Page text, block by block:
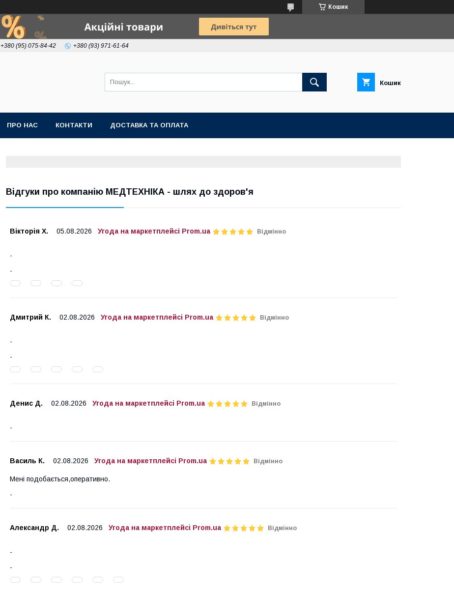
Кошик
+380 (95) 075-84-42 +380 (93) 971-61-64
Кошик
ПРО НАС КОНТАКТИ ДОСТАВКА ТА ОПЛАТА
Відгуки про компанію МЕДТЕХНІКА - шлях до здоров'я
Вікторія Х. 05.08.2026 Угода на маркетплейсі Prom.ua Відмінно
Дмитрий К. 02.08.2026 Угода на маркетплейсі Prom.ua Відмінно
Денис Д. 02.08.2026 Угода на маркетплейсі Prom.ua Відмінно
Василь К. 02.08.2026 Угода на маркетплейсі Prom.ua Відмінно
Мені подобається,оперативно.
Александр Д. 02.08.2026 Угода на маркетплейсі Prom.ua Відмінно